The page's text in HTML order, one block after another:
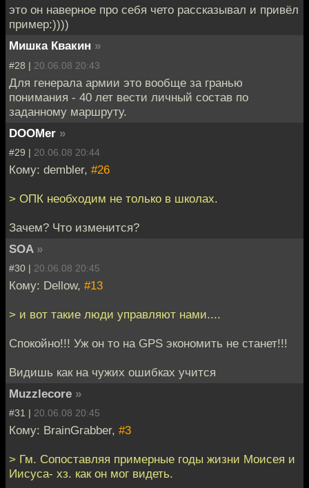
это он наверное про себя чето рассказывал и привёл
пример:))))
Мишка Квакин »
#28 | 20.06.08 20:43
Для генерала армии это вообще за гранью
понимания - 40 лет вести личный состав по
заданному маршруту.
DOOMer »
#29 | 20.06.08 20:44
Кому: dembler, #26
> ОПК необходим не только в школах.
Зачем? Что изменится?
SOA »
#30 | 20.06.08 20:45
Кому: Dellow, #13
> и вот такие люди управляют нами....
Спокойно!!! Уж он то на GPS экономить не станет!!!
Видишь как на чужих ошибках учится
Muzzlecore »
#31 | 20.06.08 20:45
Кому: BrainGrabber, #3
> Гм. Сопоставляя примерные годы жизни Моисея и
Иисуса- хз. как он мог видеть.